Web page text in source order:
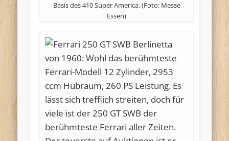
Basis des 410 Super America. (Foto: Messe
Essen)